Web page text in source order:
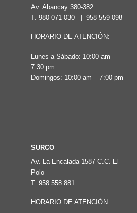
opciones
se
pueden
en
la
Av. Abancay 380-382
T. 980 071 030 958 559 098
HORARIO DE ATENCIÓN:
Lunes a Sábado: 10:00 am –
7:30 pm
Domingos: 10:00 am – 7:00 pm
SURCO
Av. La Encalada 1587 C.C. El
Polo
T. 958 558 881
HORARIO DE ATENCIÓN: